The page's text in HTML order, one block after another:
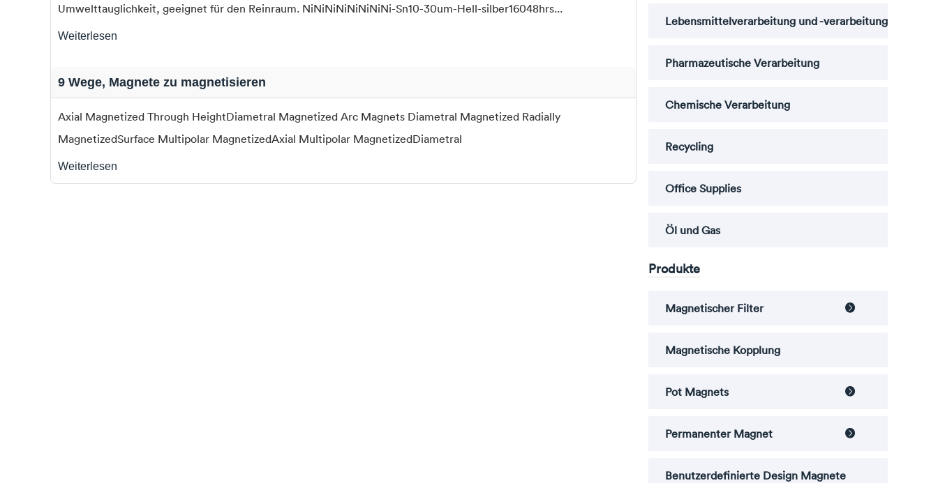
Umwelttauglichkeit, geeignet für den Reinraum. NiNiNiNiNiNiNiNi-Sn10-30um-Hell-silber16048hrs...
Weiterlesen
9 Wege, Magnete zu magnetisieren
Axial Magnetized Through HeightDiametral Magnetized Arc Magnets Diametral Magnetized Radially
MagnetizedSurface Multipolar MagnetizedAxial Multipolar MagnetizedDiametral
Weiterlesen
Lebensmittelverarbeitung und -verarbeitung
Pharmazeutische Verarbeitung
Chemische Verarbeitung
Recycling
Office Supplies
Öl und Gas
Produkte
Magnetischer Filter 
Magnetische Kopplung
Pot Magnets 
Permanenter Magnet 
Benutzerdefinierte Design Magnete